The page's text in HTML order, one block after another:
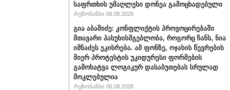
საფრთხის უმაღლესი დონეა გამოცხადებული
რეზონანსი 06.08.2026
გია აბაშიძე: კონფლიქტის პროვოცირებაში
მთავარი პასუხისმგებლობა, როგორც ჩანს, ნია
იმნაძეს ეკისრება. ამ ფონზე, ოჯახის წევრების
მიერ პროტესტის უკიდურესი ფორმების
გამოხატვა ლოგიკურ დასაბუთებას სრულად
მოკლებულია
რეზონანსი 06.08.2026